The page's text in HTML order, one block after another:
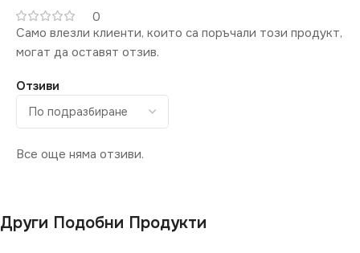
0
Отзиви
Все още няма отзиви.
Само влезли клиенти, които са поръчали този продукт,
могат да оставят отзив.
Други Подобни Продукти